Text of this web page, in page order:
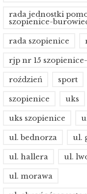
rada jednostki
szopienice-
rada szopienice
rjp nr 15
roździeń sport
szopienice uks
uks szopienice
ul. bednorza ul.
ul. hallera ul.
ul. morawa